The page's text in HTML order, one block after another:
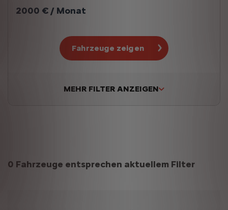
2000 € / Monat
Fahrzeuge zeigen
MEHR FILTER ANZEIGEN
Suchergebnisse
0 Fahrzeuge entsprechen aktuellem Filter